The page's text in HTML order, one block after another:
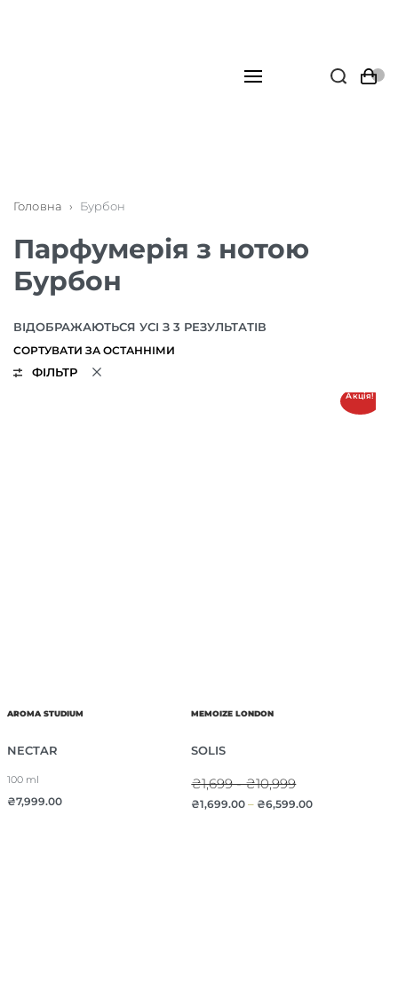
Головна › Бурбон
Парфумерія з нотою
Бурбон
ВІДОБРАЖАЮТЬСЯ УСІ З 3 РЕЗУЛЬТАТІВ
ФІЛЬТР
AROMA STUDIUM
NECTAR
100 ml
₴7,999.00
Акція!
MEMOIZE LONDON
SOLIS
₴1,699 - ₴10,999
₴1,699.00 – ₴6,599.00